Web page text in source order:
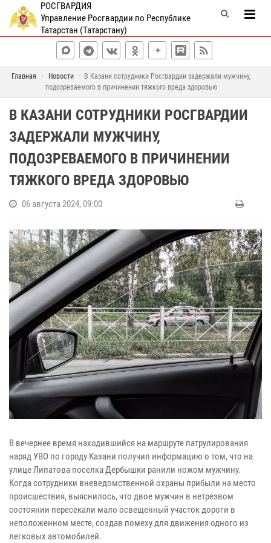
РОСГВАРДИЯ
Управление Росгвардии по Республике
Татарстан (Татарстану)
Главная Новости
В Казани сотрудники Росгвардии задержали мужчину,
подозреваемого в причинении тяжкого вреда здоровью
В КАЗАНИ СОТРУДНИКИ РОСГВАРДИИ
ЗАДЕРЖАЛИ МУЖЧИНУ,
ПОДОЗРЕВАЕМОГО В ПРИЧИНЕНИИ
ТЯЖКОГО ВРЕДА ЗДОРОВЬЮ
06 августа 2024, 09:00
В вечернее время находившийся на маршруте патрулирования
наряд УВО по городу Казани получил информацию о том, что на
улице Липатова поселка Дербышки ранили ножом мужчину.
Когда сотрудники вневедомственной охраны прибыли на место
происшествия, выяснилось, что двое мужчин в нетрезвом
состоянии пересекали мало освещенный участок дороги в
неположенном месте, создав помеху для движения одного из
легковых автомобилей.